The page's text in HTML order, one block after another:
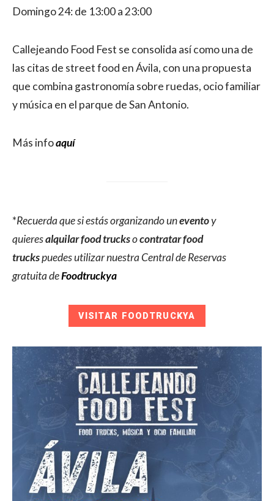
Domingo 24: de 13:00 a 23:00
Callejeando Food Fest se consolida así como una de
las citas de street food en Ávila, con una propuesta
que combina gastronomía sobre ruedas, ocio familiar
y música en el parque de San Antonio.
Más infoaquí
*Recuerda que si estás organizando uneventoy
quieresalquilar food trucksocontratar food
truckspuedes utilizar nuestra Central de Reservas
gratuita deFoodtruckya
VISITAR FOODTRUCKYA